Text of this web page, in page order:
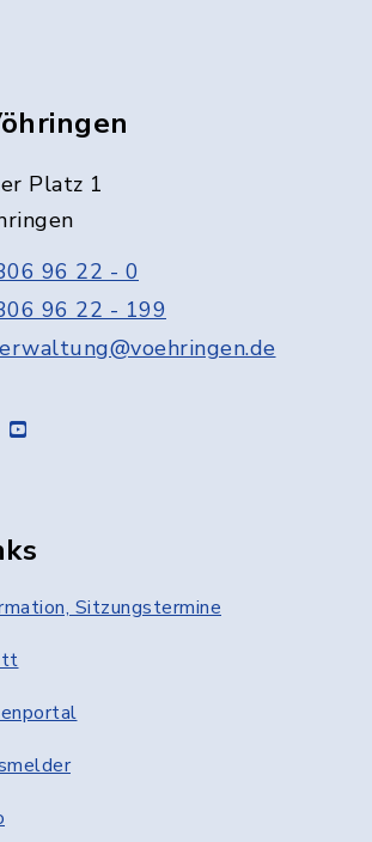
Platz 1
96 22 - 0
96 22 - 199
youtube
Sitzungstermine